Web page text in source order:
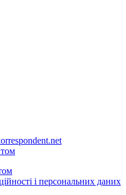
і персональних даних